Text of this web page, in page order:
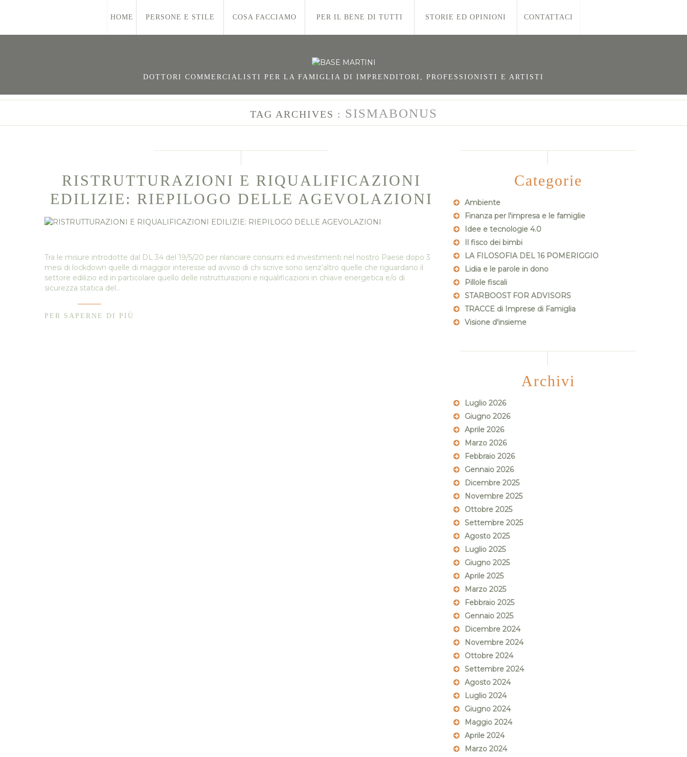
HOME PERSONE E STILE COSA FACCIAMO PER IL BENE DI TUTTI STORIE ED OPINIONI CONTATTACI
DOTTORI COMMERCIALISTI PER LA FAMIGLIA DI IMPRENDITORI, PROFESSIONISTI E ARTISTI
TAG ARCHIVES : SISMABONUS
RISTRUTTURAZIONI E RIQUALIFICAZIONI
EDILIZIE: RIEPILOGO DELLE AGEVOLAZIONI
Tra le misure introdotte dal DL 34 del 19/5/20 per rilanciare consumi ed investimenti nel nostro Paese dopo 3
mesi di lockdown quelle di maggior interesse ad avviso di chi scrive sono senz’altro quelle che riguardano il
settore edilizio ed in particolare quello delle ristrutturazioni e riqualificazioni in chiave energetica e/o di
sicurezza statica del…
PER SAPERNE DI PIÙ
Categorie
Ambiente
Finanza per l'impresa e le famiglie
Idee e tecnologie 4.0
Il fisco dei bimbi
LA FILOSOFIA DEL 16 POMERIGGIO
Lidia e le parole in dono
Pillole fiscali
STARBOOST FOR ADVISORS
TRACCE di Imprese di Famiglia
Visione d'insieme
Archivi
Luglio 2026
Giugno 2026
Aprile 2026
Marzo 2026
Febbraio 2026
Gennaio 2026
Dicembre 2025
Novembre 2025
Ottobre 2025
Settembre 2025
Agosto 2025
Luglio 2025
Giugno 2025
Aprile 2025
Marzo 2025
Febbraio 2025
Gennaio 2025
Dicembre 2024
Novembre 2024
Ottobre 2024
Settembre 2024
Agosto 2024
Luglio 2024
Giugno 2024
Maggio 2024
Aprile 2024
Marzo 2024